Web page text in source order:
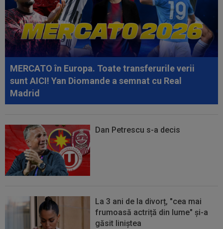
10:25
Dinamo - FC Voluntari LIVE VIDEO, sâmbătă,
21:30, la DGS 1. Egalitate de puncte...
10:12
Verdict fără dubii: cei doi jucători de care
FCSB are nevoie pentru a ”câștiga...
MERCATO în Europa. Toate transferurile verii
sunt AICI! Yan Diomande a semnat cu Real
Madrid
Dan Petrescu s-a decis
La 3 ani de la divorț, "cea mai
frumoasă actriță din lume" și-a
găsit liniștea